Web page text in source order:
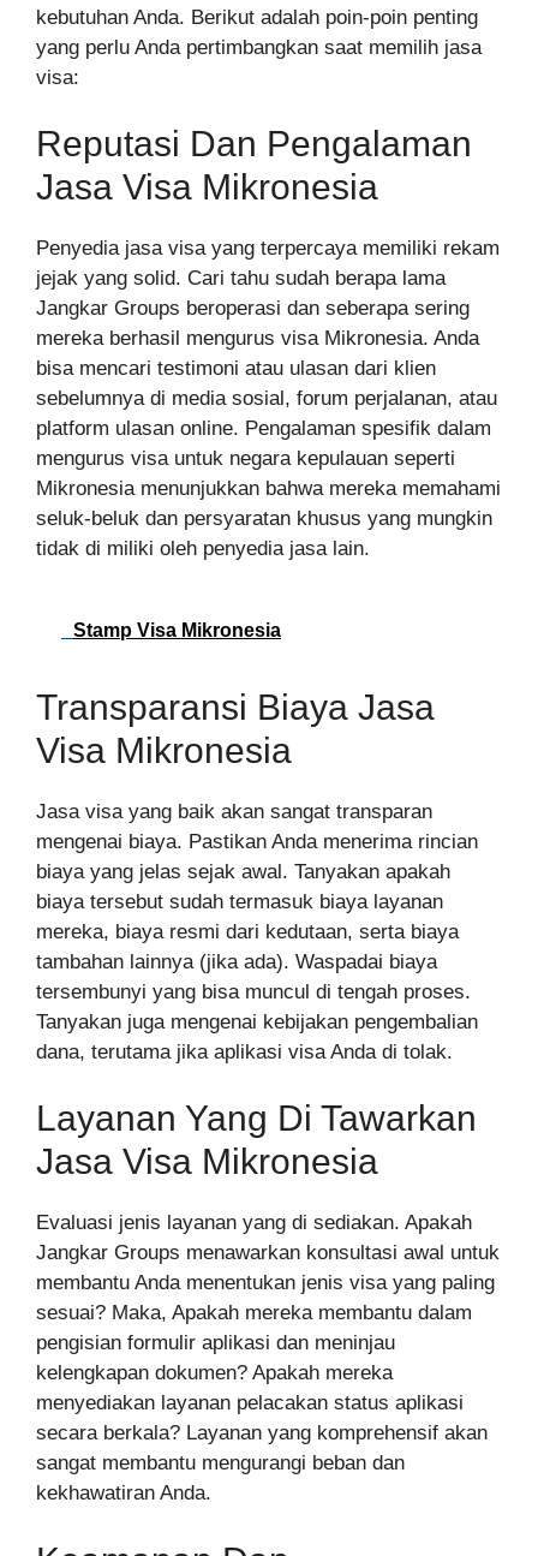
kebutuhan Anda. Berikut adalah poin-poin penting
yang perlu Anda pertimbangkan saat memilih jasa
visa:
Reputasi Dan Pengalaman
Jasa Visa Mikronesia
Penyedia jasa visa yang terpercaya memiliki rekam
jejak yang solid. Cari tahu sudah berapa lama
Jangkar Groups beroperasi dan seberapa sering
mereka berhasil mengurus visa Mikronesia. Anda
bisa mencari testimoni atau ulasan dari klien
sebelumnya di media sosial, forum perjalanan, atau
platform ulasan online. Pengalaman spesifik dalam
mengurus visa untuk negara kepulauan seperti
Mikronesia menunjukkan bahwa mereka memahami
seluk-beluk dan persyaratan khusus yang mungkin
tidak di miliki oleh penyedia jasa lain.
Stamp Visa Mikronesia
Transparansi Biaya Jasa
Visa Mikronesia
Jasa visa yang baik akan sangat transparan
mengenai biaya. Pastikan Anda menerima rincian
biaya yang jelas sejak awal. Tanyakan apakah
biaya tersebut sudah termasuk biaya layanan
mereka, biaya resmi dari kedutaan, serta biaya
tambahan lainnya (jika ada). Waspadai biaya
tersembunyi yang bisa muncul di tengah proses.
Tanyakan juga mengenai kebijakan pengembalian
dana, terutama jika aplikasi visa Anda di tolak.
Layanan Yang Di Tawarkan
Jasa Visa Mikronesia
Evaluasi jenis layanan yang di sediakan. Apakah
Jangkar Groups menawarkan konsultasi awal untuk
membantu Anda menentukan jenis visa yang paling
sesuai? Maka, Apakah mereka membantu dalam
pengisian formulir aplikasi dan meninjau
kelengkapan dokumen? Apakah mereka
menyediakan layanan pelacakan status aplikasi
secara berkala? Layanan yang komprehensif akan
sangat membantu mengurangi beban dan
kekhawatiran Anda.